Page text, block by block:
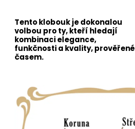
Tento klobouk je dokonalou
volbou pro ty, kteří hledají
kombinaci elegance,
funkčnosti a kvality, prověřené
časem.